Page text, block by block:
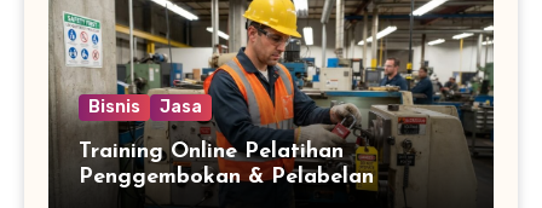
Bisnis Jasa
Training Online Pelatihan
Penggembokan & Pelabelan